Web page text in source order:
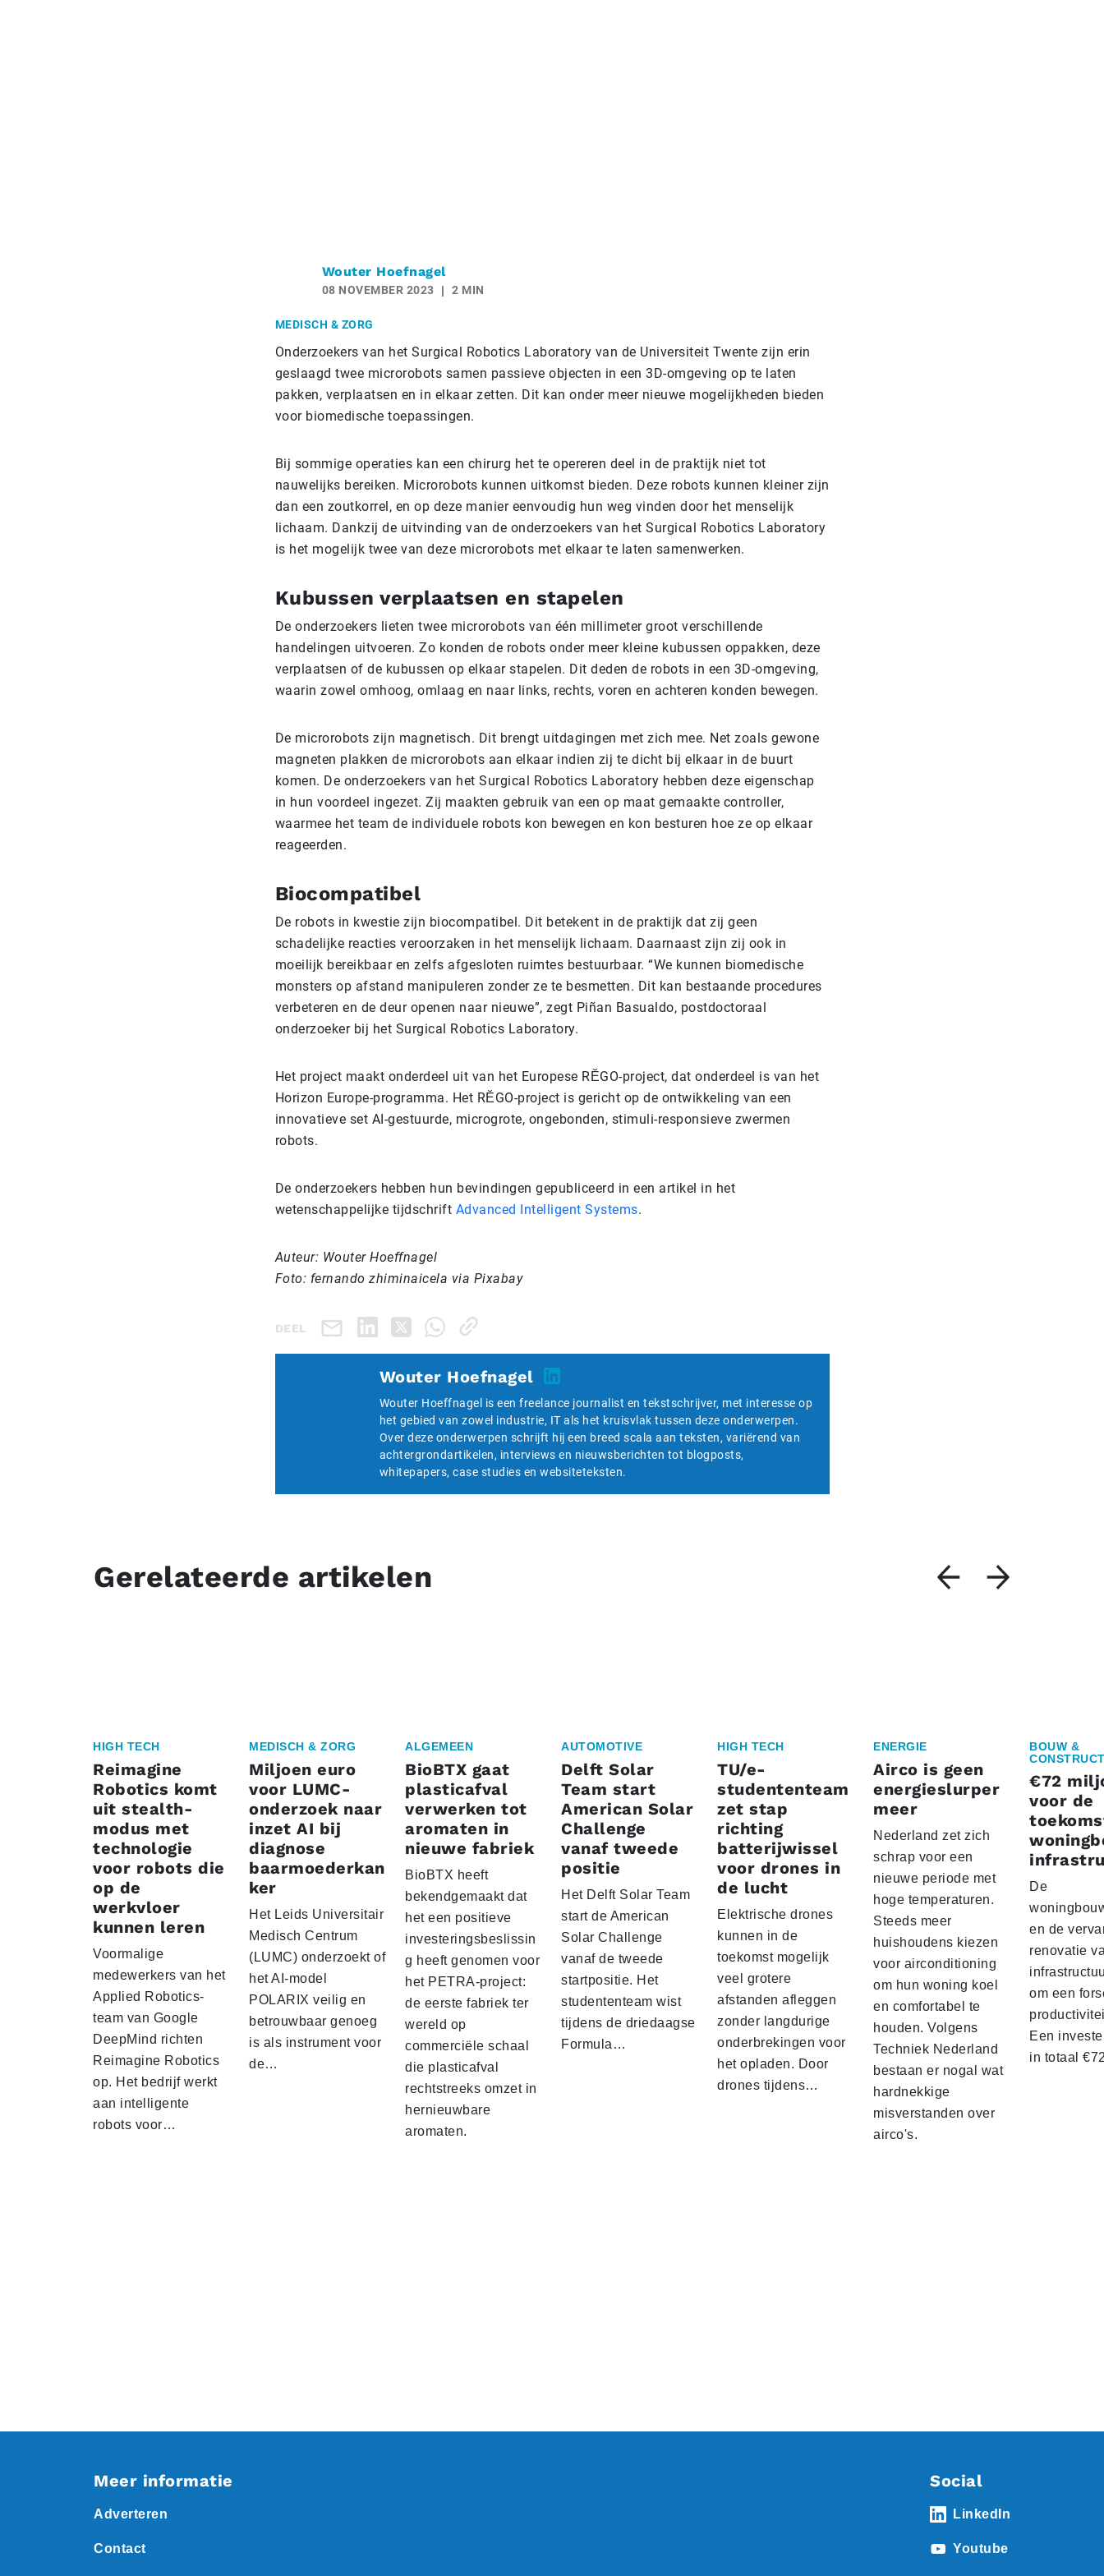
Wouter Hoefnagel
08 NOVEMBER 2023 2 MIN
MEDISCH & ZORG
Onderzoekers van het Surgical Robotics Laboratory van de Universiteit Twente zijn erin
geslaagd twee microrobots samen passieve objecten in een 3D-omgeving op te laten
pakken, verplaatsen en in elkaar zetten. Dit kan onder meer nieuwe mogelijkheden bieden
voor biomedische toepassingen.
Bij sommige operaties kan een chirurg het te opereren deel in de praktijk niet tot
nauwelijks bereiken. Microrobots kunnen uitkomst bieden. Deze robots kunnen kleiner zijn
dan een zoutkorrel, en op deze manier eenvoudig hun weg vinden door het menselijk
lichaam. Dankzij de uitvinding van de onderzoekers van het Surgical Robotics Laboratory
is het mogelijk twee van deze microrobots met elkaar te laten samenwerken.
Kubussen verplaatsen en stapelen
De onderzoekers lieten twee microrobots van één millimeter groot verschillende
handelingen uitvoeren. Zo konden de robots onder meer kleine kubussen oppakken, deze
verplaatsen of de kubussen op elkaar stapelen. Dit deden de robots in een 3D-omgeving,
waarin zowel omhoog, omlaag en naar links, rechts, voren en achteren konden bewegen.
De microrobots zijn magnetisch. Dit brengt uitdagingen met zich mee. Net zoals gewone
magneten plakken de microrobots aan elkaar indien zij te dicht bij elkaar in de buurt
komen. De onderzoekers van het Surgical Robotics Laboratory hebben deze eigenschap
in hun voordeel ingezet. Zij maakten gebruik van een op maat gemaakte controller,
waarmee het team de individuele robots kon bewegen en kon besturen hoe ze op elkaar
reageerden.
Biocompatibel
De robots in kwestie zijn biocompatibel. Dit betekent in de praktijk dat zij geen
schadelijke reacties veroorzaken in het menselijk lichaam. Daarnaast zijn zij ook in
moeilijk bereikbaar en zelfs afgesloten ruimtes bestuurbaar. “We kunnen biomedische
monsters op afstand manipuleren zonder ze te besmetten. Dit kan bestaande procedures
verbeteren en de deur openen naar nieuwe”, zegt Piñan Basualdo, postdoctoraal
onderzoeker bij het Surgical Robotics Laboratory.
Het project maakt onderdeel uit van het Europese RĔGO-project, dat onderdeel is van het
Horizon Europe-programma. Het RĔGO-project is gericht op de ontwikkeling van een
innovatieve set AI-gestuurde, microgrote, ongebonden, stimuli-responsieve zwermen
robots.
De onderzoekers hebben hun bevindingen gepubliceerd in een artikel in het
wetenschappelijke tijdschrift Advanced Intelligent Systems.
Auteur: Wouter Hoeffnagel
Foto: fernando zhiminaicela via Pixabay
DEEL
Wouter Hoefnagel
Wouter Hoeffnagel is een freelance journalist en tekstschrijver, met interesse op
het gebied van zowel industrie, IT als het kruisvlak tussen deze onderwerpen.
Over deze onderwerpen schrijft hij een breed scala aan teksten, variërend van
achtergrondartikelen, interviews en nieuwsberichten tot blogposts,
whitepapers, case studies en websiteteksten.
Gerelateerde artikelen
HIGH TECH
Reimagine
Robotics komt
uit stealth-
modus met
technologie
voor robots die
op de
werkvloer
kunnen leren
Voormalige
medewerkers van het
Applied Robotics-
team van Google
DeepMind richten
Reimagine Robotics
op. Het bedrijf werkt
aan intelligente
robots voor…
MEDISCH & ZORG
Miljoen euro
voor LUMC-
onderzoek naar
inzet AI bij
diagnose
baarmoederkan
ker
Het Leids Universitair
Medisch Centrum
(LUMC) onderzoekt of
het AI-model
POLARIX veilig en
betrouwbaar genoeg
is als instrument voor
de…
ALGEMEEN
BioBTX gaat
plasticafval
verwerken tot
aromaten in
nieuwe fabriek
BioBTX heeft
bekendgemaakt dat
het een positieve
investeringsbeslissin
g heeft genomen voor
het PETRA-project:
de eerste fabriek ter
wereld op
commerciële schaal
die plasticafval
rechtstreeks omzet in
hernieuwbare
aromaten.
AUTOMOTIVE
Delft Solar
Team start
American Solar
Challenge
vanaf tweede
positie
Het Delft Solar Team
start de American
Solar Challenge
vanaf de tweede
startpositie. Het
studententeam wist
tijdens de driedaagse
Formula…
HIGH TECH
TU/e-
studententeam
zet stap
richting
batterijwissel
voor drones in
de lucht
Elektrische drones
kunnen in de
toekomst mogelijk
veel grotere
afstanden afleggen
zonder langdurige
onderbrekingen voor
het opladen. Door
drones tijdens…
ENERGIE
Airco is geen
energieslurper
meer
Nederland zet zich
schrap voor een
nieuwe periode met
hoge temperaturen.
Steeds meer
huishoudens kiezen
voor airconditioning
om hun woning koel
en comfortabel te
houden. Volgens
Techniek Nederland
bestaan er nogal wat
hardnekkige
misverstanden over
airco's.
BOUW &
€72
voor de
De
en de
renovatie
om een
Een
in totaal
Meer informatie
Adverteren
Contact
Social
LinkedIn
Youtube